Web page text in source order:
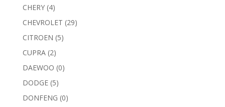
CHERY (4)
CHEVROLET (29)
CITROEN (5)
CUPRA (2)
DAEWOO (0)
DODGE (5)
DONFENG (0)